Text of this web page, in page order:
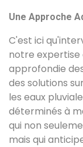
Une Approche
C'est ici
notre expertise
approfondie
des solutions
les eaux
déterminés à
qui non
mais qui